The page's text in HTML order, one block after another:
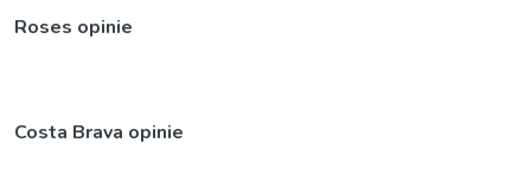
Roses opinie
Costa Brava opinie